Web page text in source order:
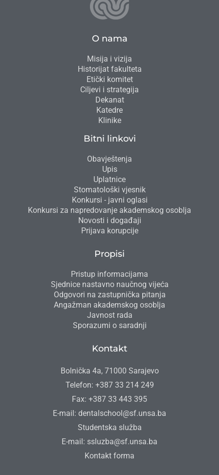
O nama
Misija i vizija
Historijat fakulteta
Etički komitet
Ciljevi i strategija
Dekanat
Katedre
Klinike
Bitni linkovi
Obavještenja
Upis
Uplatnice
Stomatološki vjesnik
Konkursi - javni oglasi
Konkursi za napredovanje akademskog osoblja
Novosti i događaji
Prijava korupcije
Propisi
Pristup informacijama
Sjednice nastavno naučnog vijeća
Odgovori na zastupnička pitanja
Angažman akademskog osoblja
Javnost rada
Sporazumi o saradnji
Kontakt
Bolnička 4a, 71000 Sarajevo
Telefon: +387 33 214 249
Fax: +387 33 443 395
E-mail: dentalschool@sf.unsa.ba
Studentska služba
E-mail: ssluzba@sf.unsa.ba
Kontakt forma